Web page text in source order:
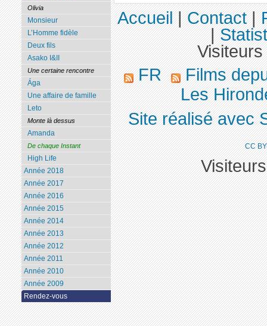
Olivia
Monsieur
L’Homme fidèle
Deux fils
Asako I&II
Une certaine rencontre
Ága
Une affaire de famille
Leto
Monte là dessus
Amanda
De chaque Instant
High Life
Année 2018
Année 2017
Année 2016
Année 2015
Année 2014
Année 2013
Année 2012
Année 2011
Année 2010
Année 2009
Rendez-vous
Accueil|Contact|
|
FR
Films
Les
Site réalisé avec
CC